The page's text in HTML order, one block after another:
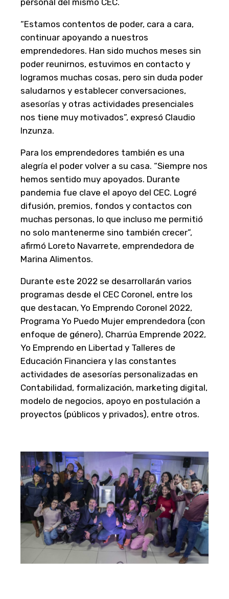
personal del mismo CEC.
“Estamos contentos de poder, cara a cara,
continuar apoyando a nuestros
emprendedores. Han sido muchos meses sin
poder reunirnos, estuvimos en contacto y
logramos muchas cosas, pero sin duda poder
saludarnos y establecer conversaciones,
asesorías y otras actividades presenciales
nos tiene muy motivados”, expresó Claudio
Inzunza.
Para los emprendedores también es una
alegría el poder volver a su casa. “Siempre nos
hemos sentido muy apoyados. Durante
pandemia fue clave el apoyo del CEC. Logré
difusión, premios, fondos y contactos con
muchas personas, lo que incluso me permitió
no solo mantenerme sino también crecer”,
afirmó Loreto Navarrete, emprendedora de
Marina Alimentos.
Durante este 2022 se desarrollarán varios
programas desde el CEC Coronel, entre los
que destacan, Yo Emprendo Coronel 2022,
Programa Yo Puedo Mujer emprendedora (con
enfoque de género), Charrúa Emprende 2022,
Yo Emprendo en Libertad y Talleres de
Educación Financiera y las constantes
actividades de asesorías personalizadas en
Contabilidad, formalización, marketing digital,
modelo de negocios, apoyo en postulación a
proyectos (públicos y privados), entre otros.